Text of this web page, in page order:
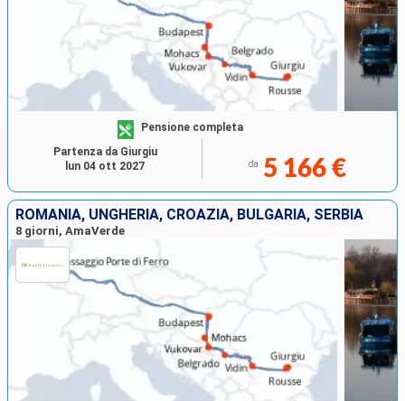
Pensione completa
da 5 166 €
Partenza da Giurgiu
lun 04 ott 2027
ROMANIA, UNGHERIA, CROAZIA, BULGARIA, SERBIA
8 giorni, AmaVerde